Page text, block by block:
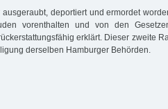
deportiert und ermordet
vorenthalten und von den
erklärt. Dieser zweite
derselben Hamburger Behörden.